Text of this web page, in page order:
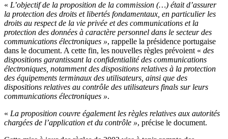
« L’objectif de la proposition de la commission (…) était d’assurer
la protection des droits et libertés fondamentaux, en particulier les
droits au respect de la vie privée et des communications et la
protection des données à caractère personnel dans le secteur des
communications électroniques », rappelle la présidence portugaise
dans le document. A cette fin, les nouvelles règles prévoient « des
dispositions garantissant la confidentialité des communications
électroniques, notamment des dispositions relatives à la protection
des équipements terminaux des utilisateurs, ainsi que des
dispositions relatives au contrôle des utilisateurs finals sur leurs
communications électroniques ».
« La proposition couvre également les règles relatives aux autorités
chargées de l’application et du contrôle », précise le document.